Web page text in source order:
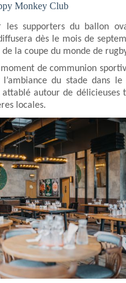
Monkey Club
les supporters du ballon
dès le mois de
de la coupe du monde de
de communion
du stade dans le
attablé autour de délicieuses
locales.